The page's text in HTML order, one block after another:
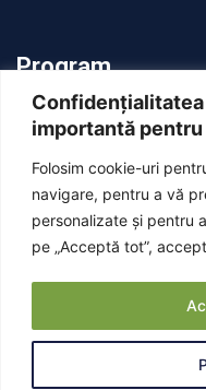
importantă pentru
Folosim cookie-uri
navigare, pentru a vă
personalizate și pentru
pe „Acceptă tot”,
Program
Luni - Vineri : 13:00 -
Sambata: Inchis
Duminica: Inchis
© Copyright Dr.